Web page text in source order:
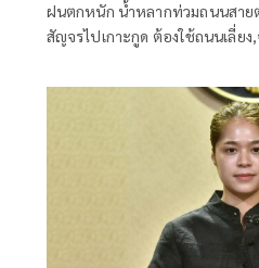
ฝนตกหนัก น้ำหลากท่วมถนนสา
สัญจรไปเกาะกูด ต้องใช้ถนนเลี่ยง